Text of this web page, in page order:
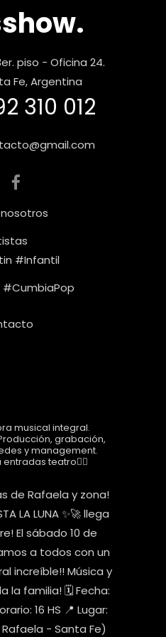
piso - Oficina 24.
Fe, Argentina
310 012
#Infantil
#CumbiaPop
musical integral.
grabación,
y management.
teatro👇🏼